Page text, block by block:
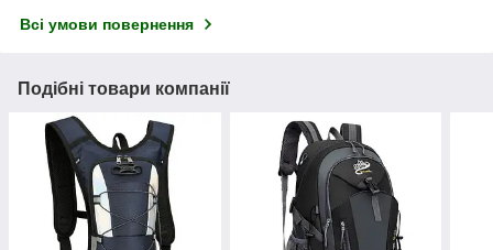
Всі умови повернення
Подібні товари компанії